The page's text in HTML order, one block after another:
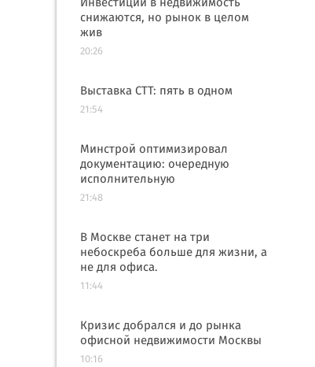
снижаются, но рынок в целом
жив
20:26
Выставка СТТ: пять в одном
21:54
Минстрой оптимизировал
документацию: очередную
исполнительную
21:48
В Москве станет на три
небоскреба больше для жизни, а
не для офиса.
11:44
Кризис добрался и до рынка
офисной недвижимости Москвы
10:16